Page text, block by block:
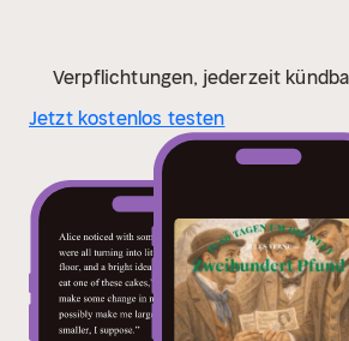
er sich mit Passepartout an und
um die Welt, Folge 21): Diese Fahrt
Meilen auf einem Fahrzeuge von
zumal zu dieser Jahreszeit, war ein
Unternehmen. Die Meere Chinas
schlimm, fürchterlichen
besonders zur Aequinoctialzeit,
Anfang Novembers.
Verpflichtungen, jederzeit
Jetzt kostenlos testen